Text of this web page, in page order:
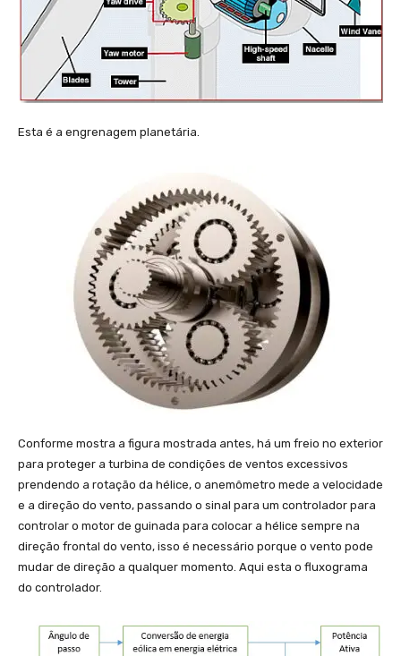
Esta é a engrenagem planetária.
Conforme mostra a figura mostrada antes, há um freio no exterior
para proteger a turbina de condições de ventos excessivos
prendendo a rotação da hélice, o anemômetro mede a velocidade
e a direção do vento, passando o sinal para um controlador para
controlar o motor de guinada para colocar a hélice sempre na
direção frontal do vento, isso é necessário porque o vento pode
mudar de direção a qualquer momento. Aqui esta o fluxograma
do controlador.